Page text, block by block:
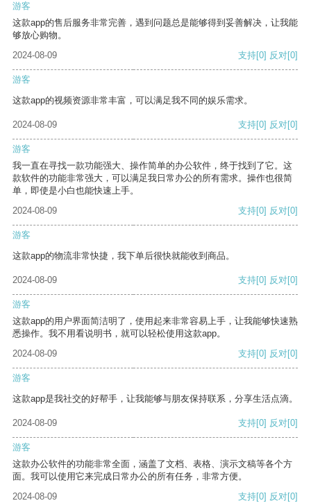
游客
这款app的售后服务非常完善，遇到问题总是能够得到妥善解决，让我能
够放心购物。
2024-08-09
支持[0] 反对[0]
游客
这款app的视频资源非常丰富，可以满足我不同的娱乐需求。
2024-08-09 支持[0] 反对[0]
游客
我一直在寻找一款功能强大、操作简单的办公软件，终于找到了它。这
款软件的功能非常强大，可以满足我日常办公的所有需求。操作也很简
单，即使是小白也能快速上手。
2024-08-09
支持[0] 反对[0]
游客
这款app的物流非常快捷，我下单后很快就能收到商品。
2024-08-09 支持[0] 反对[0]
游客
这款app的用户界面简洁明了，使用起来非常容易上手，让我能够快速熟
悉操作。我不用看说明书，就可以轻松使用这款app。
2024-08-09
支持[0] 反对[0]
游客
这款app是我社交的好帮手，让我能够与朋友保持联系，分享生活点滴。
2024-08-09 支持[0] 反对[0]
游客
这款办公软件的功能非常全面，涵盖了文档、表格、演示文稿等各个方
面。我可以使用它来完成日常办公的所有任务，非常方便。
2024-08-09
支持[0] 反对[0]